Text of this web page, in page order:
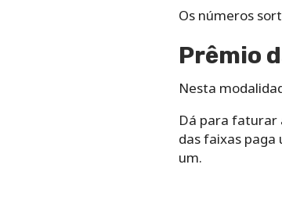
Os números
Prêmio
Nesta
Dá para faturar
das faixas
um.